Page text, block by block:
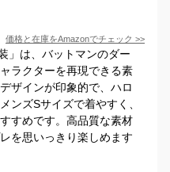
価格と在庫をAmazonでチェック >>
」は、バットマンのダー
ラクターを再現できる素
ザインが印象的で、ハロ
ンズSサイズで着やすく、
すめです。高品質な素材
を思いっきり楽しめます